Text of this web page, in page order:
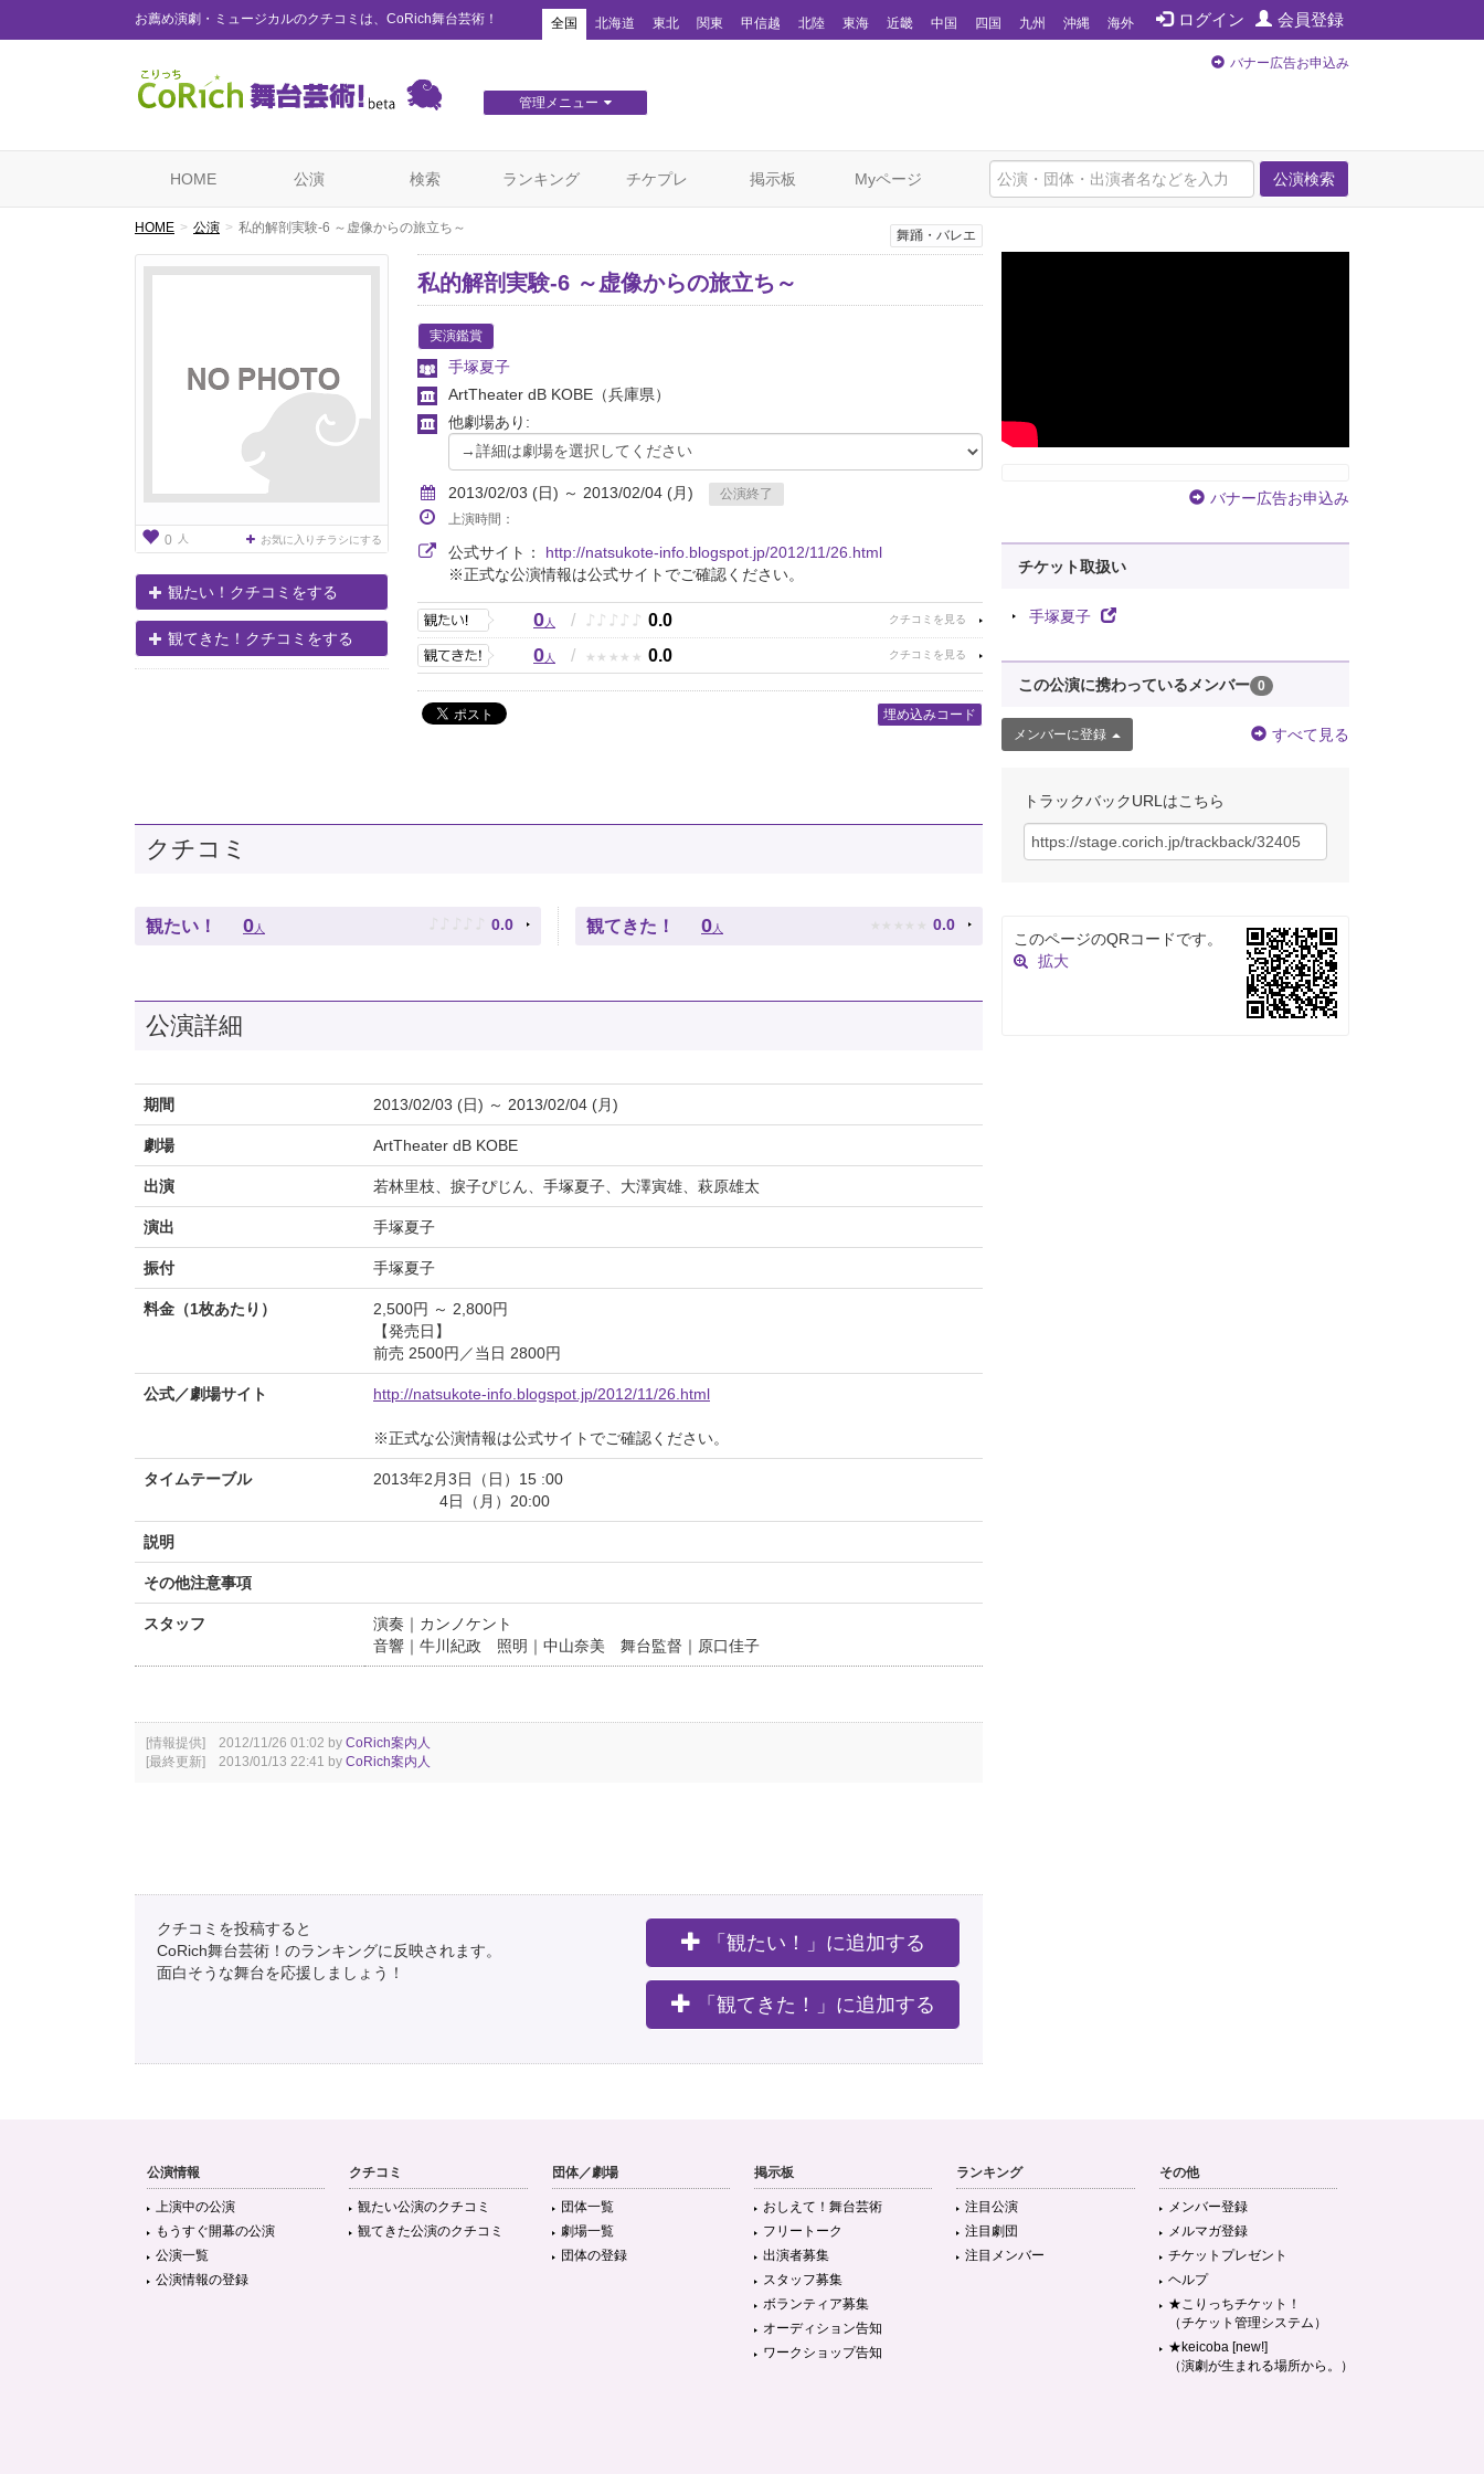
お薦め演劇・ミュージカルのクチコミは、CoRich舞台芸術！ ログイン 会員登録
全国 北海道 東北 関東 甲信越 北陸 東海 近畿 中国 四国 九州 沖縄 海外
管理メニュー
バナー広告お申込み
公演検索
HOME 公演 検索 ランキング チケプレ 掲示板 Myページ
HOME 公演 私的解剖実験-6 ～虚像からの旅立ち～
0 人 お気に入りチラシにする
観たい！クチコミをする
観てきた！クチコミをする
舞踊・バレエ
私的解剖実験-6 ～虚像からの旅立ち～
実演鑑賞
手塚夏子
ArtTheater dB KOBE （兵庫県）
他劇場あり:
2013/02/03 (日) ～ 2013/02/04 (月)
公演終了
上演時間：
公式サイト： http://natsukote-info.blogspot.jp/2012/11/26.html
※正式な公演情報は公式サイトでご確認ください。
0人 / ♪ ♪ ♪ ♪ ♪ 0.0
0人 / ★ ★ ★ ★ ★ 0.0
埋め込みコード
クチコミ
観たい！ 0 人 ♪ ♪ ♪ ♪ ♪ 0.0 観てきた！ 0 人 ★ ★ ★ ★ ★ 0.0
公演詳細
期間 2013/02/03 (日) ～ 2013/02/04 (月)
劇場 ArtTheater dB KOBE
出演 若林里枝、捩子ぴじん、手塚夏子、大澤寅雄、萩原雄太
演出 手塚夏子
振付 手塚夏子
料金（1枚あたり）
2,500円 ～ 2,800円
【発売日】
前売 2500円／当日 2800円
公式／劇場サイト http://natsukote-info.blogspot.jp/2012/11/26.html
※正式な公演情報は公式サイトでご確認ください。
タイムテーブル
2013年2月3日（日）15 :00
4日（月）20:00
説明
その他注意事項
スタッフ
演奏｜カンノケント
音響｜牛川紀政 照明｜中山奈美 舞台監督｜原口佳子
[情報提供] 2012/11/26 01:02 by CoRich案内人
[最終更新] 2013/01/13 22:41 by CoRich案内人
クチコミを投稿すると
CoRich舞台芸術！のランキングに反映されます。
面白そうな舞台を応援しましょう！
「観たい！」に追加する
「観てきた！」に追加する
バナー広告お申込み
チケット取扱い
手塚夏子
この公演に携わっているメンバー 0
メンバーに登録 すべて見る
トラックバックURLはこちら
このページのQRコードです。
拡大
公演情報
上演中の公演
もうすぐ開幕の公演
公演一覧
公演情報の登録
クチコミ
観たい公演のクチコミ
観てきた公演のクチコミ
団体／劇場
団体一覧
劇場一覧
団体の登録
掲示板
おしえて！舞台芸術
フリートーク
出演者募集
スタッフ募集
ボランティア募集
オーディション告知
ワークショップ告知
ランキング
注目公演
注目劇団
注目メンバー
その他
メンバー登録
メルマガ登録
チケットプレゼント
ヘルプ
★こりっちチケット！
（チケット管理システム）
★keicoba [new!]
（演劇が生まれる場所から。）